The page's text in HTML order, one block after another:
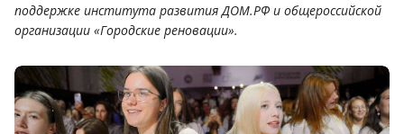
поддержке института развития ДОМ.РФ и общероссийской
организации «Городские реновации».